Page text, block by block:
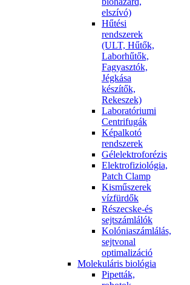
elszívó)
Hűtési
rendszerek
(ULT, Hűtők,
Laborhűtők,
Fagyasztók,
Jégkása
készítők,
Rekeszek)
Laboratóriumi
Centrifugák
Képalkotó
rendszerek
Gélelektroforézis
Elektrofiziológia,
Patch Clamp
Kisműszerek
vízfürdők
Részecske-és
sejtszámlálók
Kolóniaszámlálás,
sejtvonal
optimalizáció
Molekuláris biológia
Pipetták,